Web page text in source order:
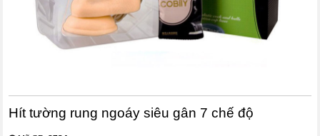
Hít tường rung ngoáy siêu gân 7 chế độ